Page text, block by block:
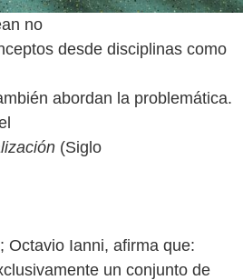
no
desde disciplinas como
abordan la problemática.
(Siglo
Octavio Ianni, afirma que:
un conjunto de